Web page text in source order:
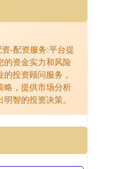
-配资服务:平台提
的资金实力和风险
投资顾问服务，
略，提供市场分析
智的投资决策。